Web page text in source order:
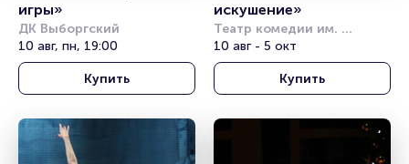
игры»
ДК Выборгский
10 авг, пн, 19:00
Купить
искушение»
Театр комедии им.
Акимова
10 авг - 5 окт
Купить